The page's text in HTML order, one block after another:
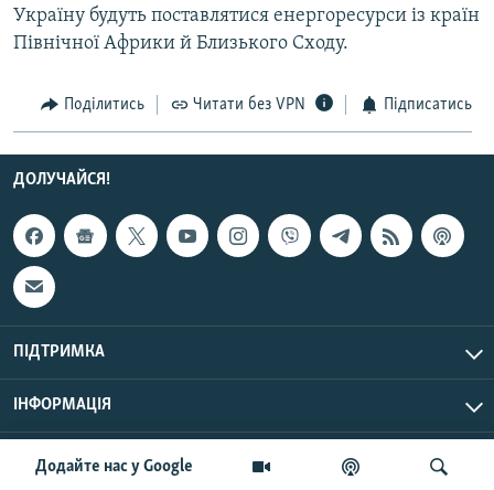
Усі сайти RFE/RL
Додайте нас у Google
Україну будуть поставлятися енергоресурси із країн
Північної Африки й Близького Сходу.
Поділитись Читати без VPN Підписатись
ДОЛУЧАЙСЯ!
ПІДТРИМКА
ІНФОРМАЦІЯ
© Радіо Свобода, 2026 | Усі права застережено.
UTC+3